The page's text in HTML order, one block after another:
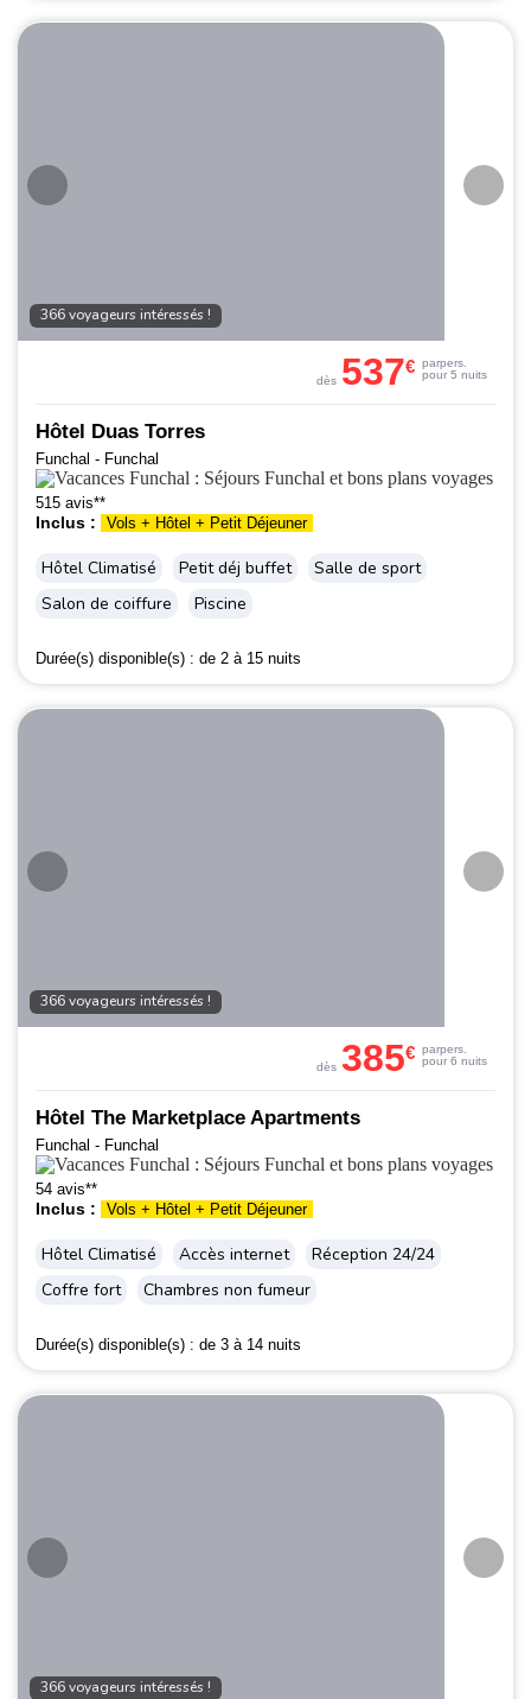
366 voyageurs intéressés !
Hôtel Duas Torres
Funchal - Funchal
515 avis**
Inclus : Vols + Hôtel + Petit Déjeuner
Hôtel Climatisé Petit déj buffet
Salle de sport
Salon de coiffure
Piscine
Durée(s) disponible(s) : de 2 à 15 nuits
dès 537€ parpers.
pour 5 nuits
366 voyageurs intéressés !
Hôtel The Marketplace Apartments
Funchal - Funchal
54 avis**
Inclus : Vols + Hôtel + Petit Déjeuner
Hôtel Climatisé Accès internet
Réception 24/24
Coffre fort
Chambres non fumeur
Durée(s) disponible(s) : de 3 à 14 nuits
dès 385€ parpers.
pour 6 nuits
366 voyageurs intéressés !